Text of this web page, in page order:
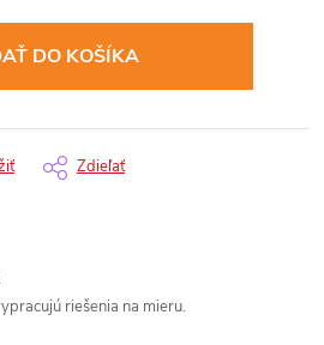
DO KOŠÍKA
Zdieľať
riešenia na mieru.